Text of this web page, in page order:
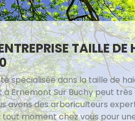
TAILLE
spécialisée dans la taille de
Ernemont Sur Buchy peut
avons des arboriculteurs
moment chez vous pour